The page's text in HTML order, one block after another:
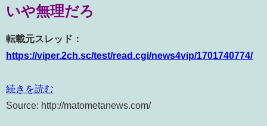
いや無理だろ
転載元スレッド：
https://viper.2ch.sc/test/read.cgi/news4vip/1701740774/
続きを読む
Source: http://matometanews.com/